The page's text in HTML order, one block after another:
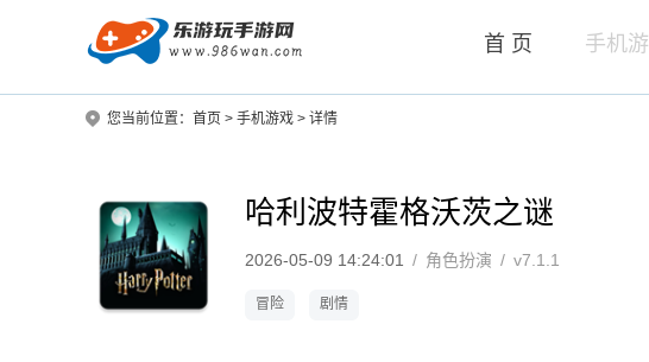
首 页 手机
您当前位置： 首页 > 手机游戏 > 详情
哈利波特霍格沃茨之谜
2026-05-09 14:24:01 / 角色扮演 / v7.1.1
冒险 剧情